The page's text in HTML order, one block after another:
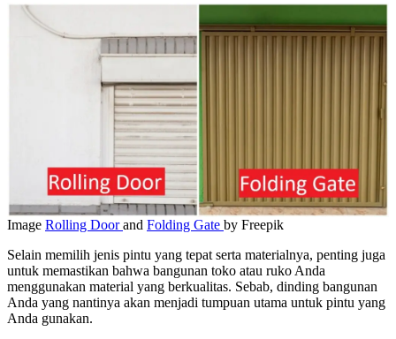
Image Rolling Doorand Folding Gate by Freepik
Selain memilih jenis pintu yang tepat serta materialnya, penting juga
untuk memastikan bahwa bangunan toko atau ruko Anda
menggunakan material yang berkualitas. Sebab, dinding bangunan
Anda yang nantinya akan menjadi tumpuan utama untuk pintu yang
Anda gunakan.